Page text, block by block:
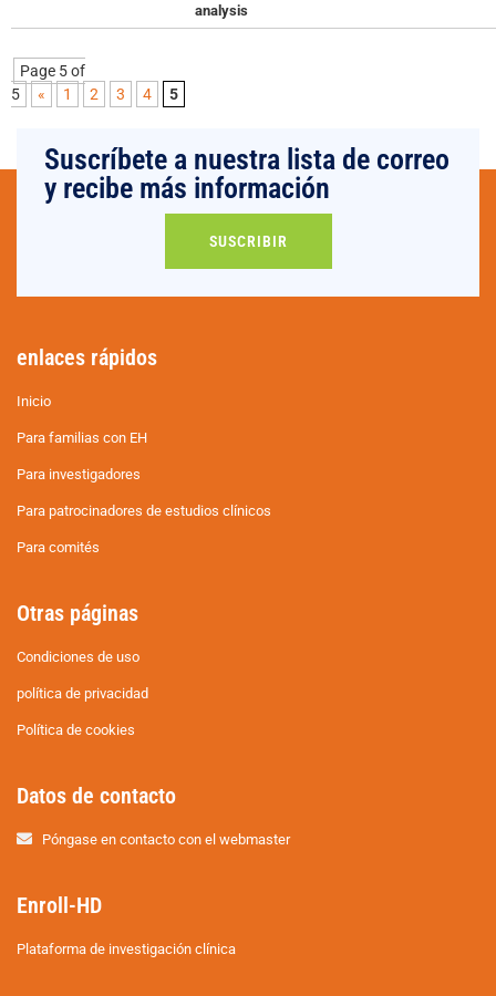
analysis
Page 5 of
5
« 1 2 3 4 5
Suscríbete a nuestra lista de correo
y recibe más información
SUSCRIBIR
enlaces rápidos
Inicio
Para familias con EH
Para investigadores
Para patrocinadores de estudios clínicos
Para comités
Otras páginas
Condiciones de uso
política de privacidad
Política de cookies
Datos de contacto
Póngase en contacto con el webmaster
Enroll-HD
Plataforma de investigación clínica